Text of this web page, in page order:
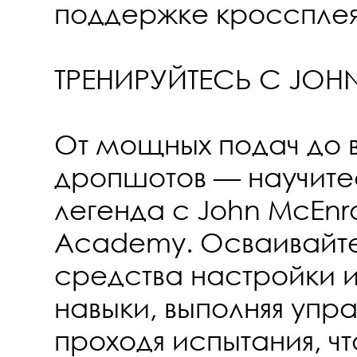
поддержке
ТРЕНИРУЙТЕСЬ С
От мощных подач до
дропшотов —
легенда с John
Academy.
средства настройки
навыки, выполняя
проходя испытания,